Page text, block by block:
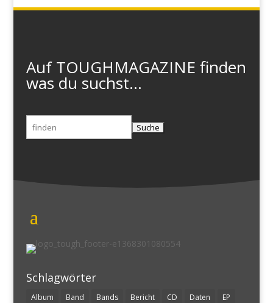
Auf TOUGHMAGAZINE finden
was du suchst...
Suchen
nach:
Schlagwörter
Album Band Bands Bericht CD Daten EP